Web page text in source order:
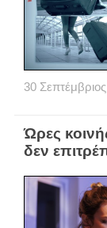
30 Σεπτέμβριος
Ώρες
δεν